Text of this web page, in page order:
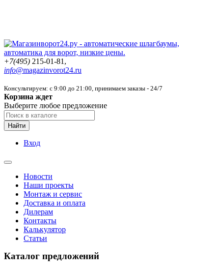
+7(495) 215-01-81,
info@magazinvorot24.ru
Консультируем: с 9:00 до 21:00, принимаем заказы - 24/7
Корзина ждет
Выберите любое предложение
Найти
Вход
Новости
Наши проекты
Монтаж и сервис
Доставка и оплата
Дилерам
Контакты
Калькулятор
Статьи
Каталог предложений